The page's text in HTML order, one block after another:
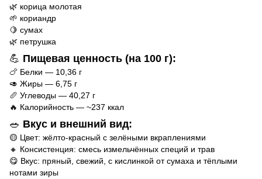
🌿 корица молотая
🌱 кориандр
🍋 сумах
🌿 петрушка
💪 Пищевая ценность (на 100 г):
🍗 Белки — 10,36 г
🥑 Жиры — 6,75 г
🥖 Углеводы — 40,27 г
🔥 Калорийность — ~237 ккал
🥗 Вкус и внешний вид:
🟡 Цвет: жёлто-красный с зелёными вкраплениями
🔸 Консистенция: смесь измельчённых специй и трав
😋 Вкус: пряный, свежий, с кислинкой от сумаха и тёплыми
нотами зиры